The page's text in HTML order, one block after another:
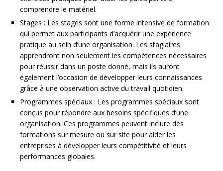
comprendre le matériel.
Stages : Les stages sont une forme intensive de formation
qui permet aux participants d’acquérir une expérience
pratique au sein d’une organisation. Les stagiaires
apprendront non seulement les compétences nécessaires
pour réussir dans un poste donné, mais ils auront
également l’occasion de développer leurs connaissances
grâce à une observation active du travail quotidien.
Programmes spéciaux : Les programmes spéciaux sont
conçus pour répondre aux besoins spécifiques d’une
organisation. Ces programmes peuvent inclure des
formations sur mesure ou sur site pour aider les
entreprises à développer leurs compétitivité et leurs
performances globales.